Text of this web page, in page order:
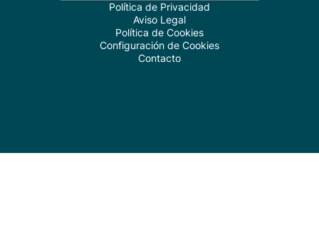
Política de Privacidad
Aviso Legal
Política de Cookies
Configuración de Cookies
Contacto